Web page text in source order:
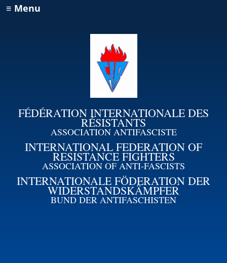
≡ Menu
FÉDÉRATION INTERNATIONALE DES
RÉSISTANTS
ASSOCIATION ANTIFASCISTE
INTERNATIONAL FEDERATION OF
RESISTANCE FIGHTERS
ASSOCIATION OF ANTI-FASCISTS
INTERNATIONALE FÖDERATION DER
WIDERSTANDSKÄMPFER
BUND DER ANTIFASCHISTEN